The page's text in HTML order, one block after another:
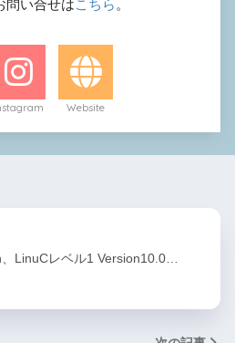
問い合せはこちら 。
Website
LinuCレベル1 Version10.0…